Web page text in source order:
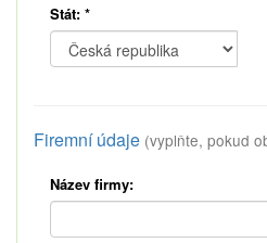
Stát: *
Firemní údaje (vyplňte, pokud
Název firmy: